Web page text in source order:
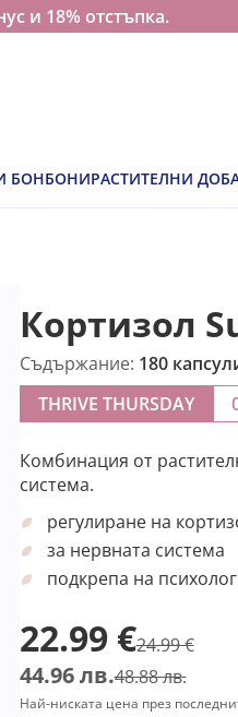
и 18% отстъпка.
БОНБОНИРАСТИТЕЛНИ
Кортизол
Съдържание: 180
THRIVE THURSDAY
Комбинация от
система.
регулиране на
за нервната система
подкрепа на
22.99 €24.99 €
44.96 лв.48.88 лв.
Най-ниската цена през